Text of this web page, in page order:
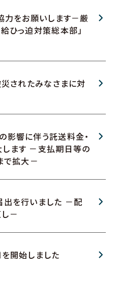
をお願いします－厳
ひっ迫対策総本部」
されたみなさまに対
影響に伴う託送料金・
ます －支払期日等の
で拡大－
出を行いました －配
－
開始しました